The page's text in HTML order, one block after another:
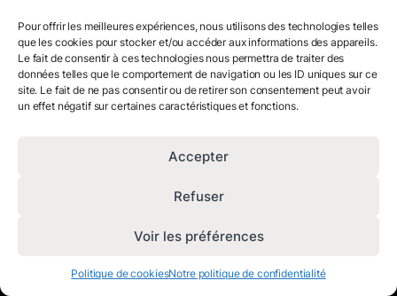
Pour offrir les meilleures expériences, nous utilisons des technologies telles
que les cookies pour stocker et/ou accéder aux informations des appareils.
Le fait de consentir à ces technologies nous permettra de traiter des
données telles que le comportement de navigation ou les ID uniques sur ce
site. Le fait de ne pas consentir ou de retirer son consentement peut avoir
un effet négatif sur certaines caractéristiques et fonctions.
Accepter
Refuser
Voir les préférences
Politique de cookiesNotre politique de confidentialité